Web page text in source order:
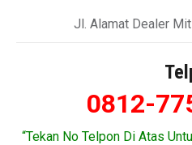
Jl. Alamat Dealer
0812-
“Tekan No Telpon Di Atas